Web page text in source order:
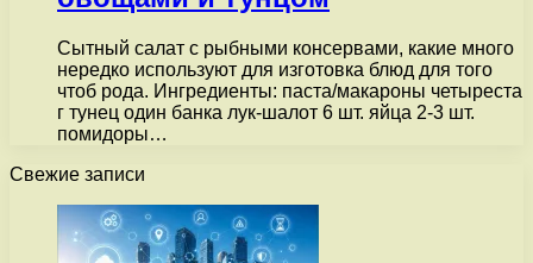
Сытный салат с рыбными консервами, какие много
нередко используют для изготовка блюд для того
чтоб рода. Ингредиенты: паста/макароны четыреста
г тунец один банка лук-шалот 6 шт. яйца 2-3 шт.
помидоры…
Свежие записи